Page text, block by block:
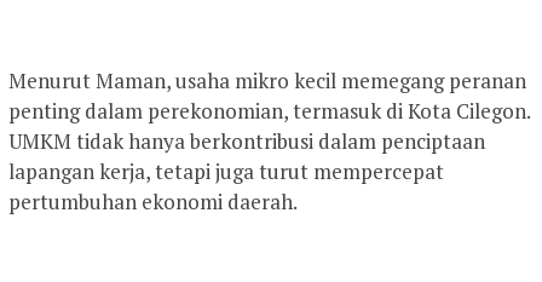
Menurut Maman, usaha mikro kecil memegang peranan
penting dalam perekonomian, termasuk di Kota Cilegon.
UMKM tidak hanya berkontribusi dalam penciptaan
lapangan kerja, tetapi juga turut mempercepat
pertumbuhan ekonomi daerah.